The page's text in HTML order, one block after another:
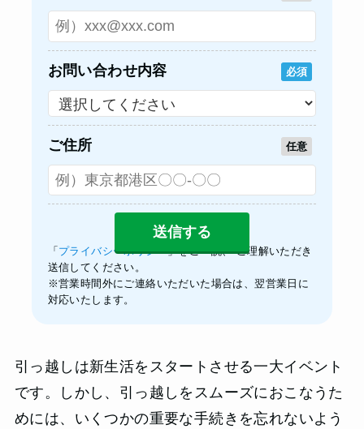
お問い合わせ内容 必須
ご住所 任意
「 プライバシーポリシー」をご一読、 ご理解いただき
送信してください。
※営業時間外にご連絡いただいた場合は、翌営業日に
対応いたします。
引っ越しは新生活をスタートさせる一大イベント
です。しかし、引っ越しをスムーズにおこなうた
めには、いくつかの重要な手続きを忘れないよう